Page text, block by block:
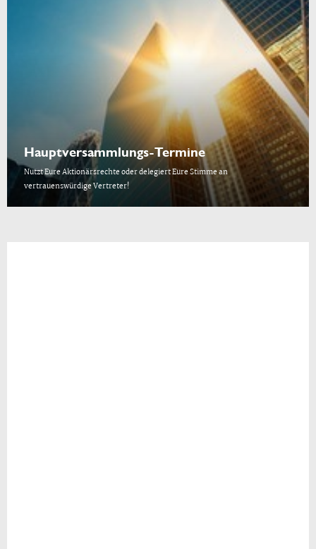
Hauptversammlungs-Termine
Nutzt Eure Aktionärsrechte oder delegiert Eure Stimme an
vertrauenswürdige Vertreter!